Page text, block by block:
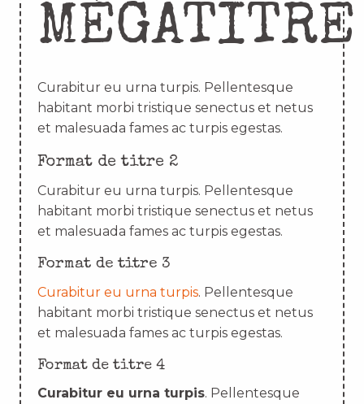
MÉGATITRE
Curabitur eu urna turpis. Pellentesque
habitant morbi tristique senectus et netus
et malesuada fames ac turpis egestas.
Format de titre 2
Curabitur eu urna turpis. Pellentesque
habitant morbi tristique senectus et netus
et malesuada fames ac turpis egestas.
Format de titre 3
Curabitur eu urna turpis. Pellentesque
habitant morbi tristique senectus et netus
et malesuada fames ac turpis egestas.
Format de titre 4
Curabitur eu urna turpis. Pellentesque